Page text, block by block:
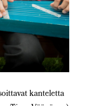
kanteletta